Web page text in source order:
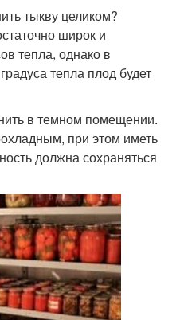
тыкву целиком?
широк и
тепла, однако в
тепла плод будет
в темном помещении.
при этом иметь
должна сохраняться